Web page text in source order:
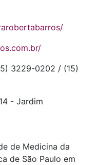
3229-0202 / (15)
- Jardim
de Medicina da
de São Paulo em